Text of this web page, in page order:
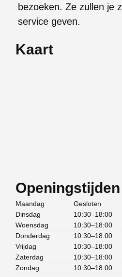
bezoeken. Ze zullen je
service geven.
Kaart
Maandag
Gesloten
Dinsdag
10:30–18:00
Woensdag
10:30–18:00
Donderdag
10:30–18:00
Vrijdag
10:30–18:00
Zaterdag
10:30–18:00
Zondag
10:30–18:00